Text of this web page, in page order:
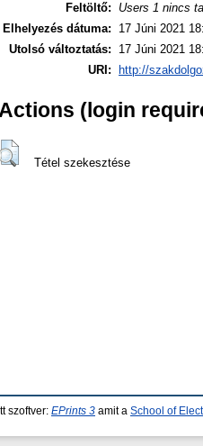
Feltöltő:
Users 1 nincs
Elhelyezés dátuma:
17 Júni 2021
Utolsó változtatás:
17 Júni 2021
URI:
http://
(login
Tétel szekesztése
szoftver: EPrints 3 amit a School of